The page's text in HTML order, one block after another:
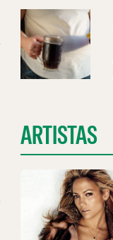
ARTISTAS